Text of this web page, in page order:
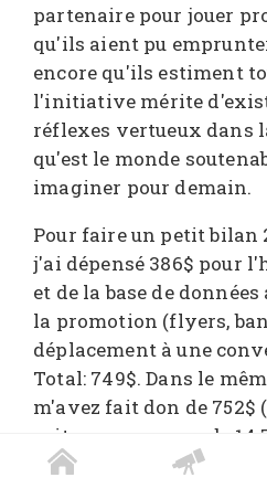
partenaire pour jouer
qu'ils aient pu
encore qu'ils estiment
l'initiative mérite
réflexes vertueux dans
qu'est le monde
imaginer pour demain.
Pour faire un petit bilan
j'ai dépensé 386$ pour
et de la base de
la promotion (flyers,
déplacement à une
Total: 749$. Dans le
m'avez fait don de 752$
soit une moyenne de
même un hasard assez